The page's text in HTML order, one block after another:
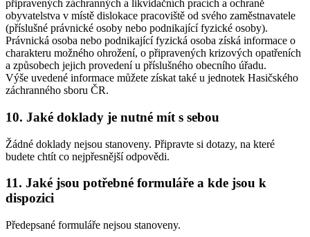
připravených záchranných a likvidačních pracích a ochraně
obyvatelstva v místě dislokace pracoviště od svého zaměstnavatele
(příslušné právnické osoby nebo podnikající fyzické osoby).
Právnická osoba nebo podnikající fyzická osoba získá informace o
charakteru možného ohrožení, o připravených krizových opatřeních
a způsobech jejich provedení u příslušného obecního úřadu.
Výše uvedené informace můžete získat také u jednotek Hasičského
záchranného sboru ČR.
10. Jaké doklady je nutné mít s sebou
Žádné doklady nejsou stanoveny. Připravte si dotazy, na které
budete chtít co nejpřesnější odpovědi.
11. Jaké jsou potřebné formuláře a kde jsou k
dispozici
Předepsané formuláře nejsou stanoveny.